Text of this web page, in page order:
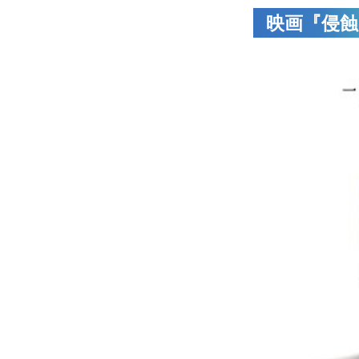
映画『侵